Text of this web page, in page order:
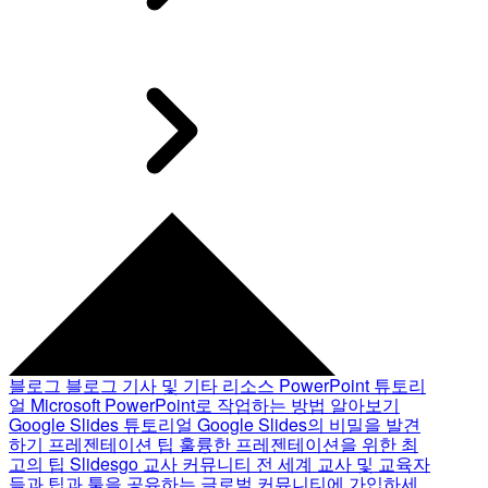
블로그 블로그 기사 및 기타 리소스 PowerPoint 튜토리
얼 Microsoft PowerPoint로 작업하는 방법 알아보기
Google Slides 튜토리얼 Google Slides의 비밀을 발견
하기 프레젠테이션 팁 훌륭한 프레젠테이션을 위한 최
고의 팁 Slidesgo 교사 커뮤니티 전 세계 교사 및 교육자